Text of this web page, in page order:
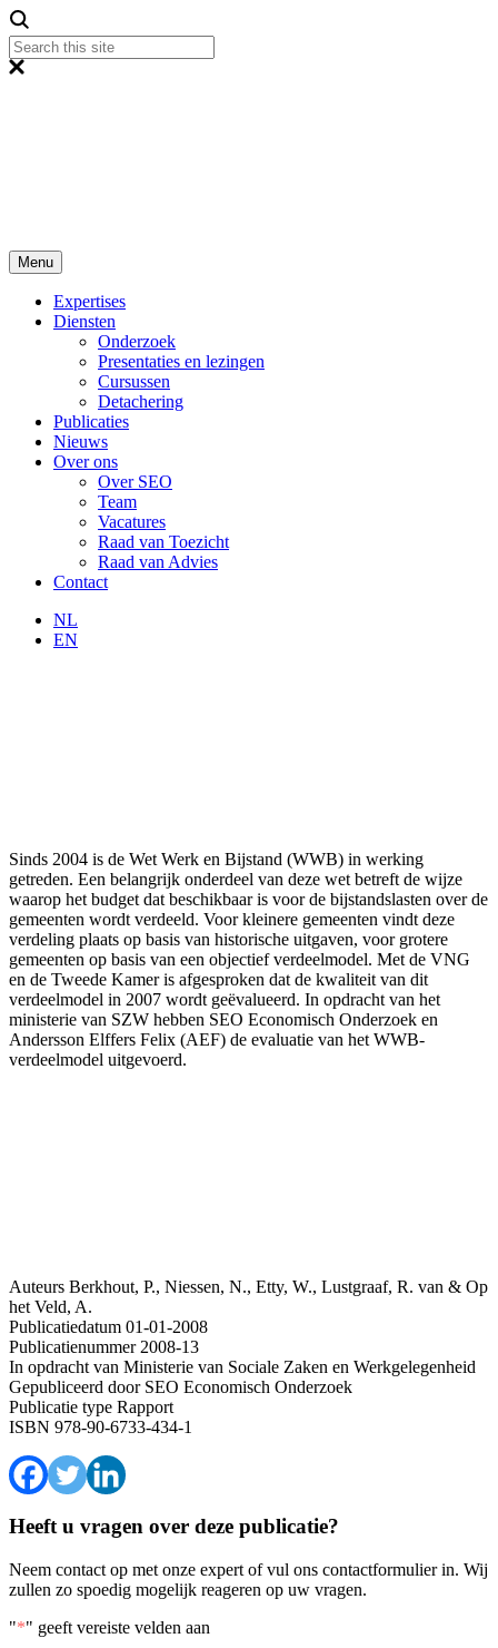
Menu
Expertises
Diensten
Onderzoek
Presentaties en lezingen
Cursussen
Detachering
Publicaties
Nieuws
Over ons
Over SEO
Team
Vacatures
Raad van Toezicht
Raad van Advies
Contact
NL
EN
Sinds 2004 is de Wet Werk en Bijstand (WWB) in werking
getreden. Een belangrijk onderdeel van deze wet betreft de wijze
waarop het budget dat beschikbaar is voor de bijstandslasten over de
gemeenten wordt verdeeld. Voor kleinere gemeenten vindt deze
verdeling plaats op basis van historische uitgaven, voor grotere
gemeenten op basis van een objectief verdeelmodel. Met de VNG
en de Tweede Kamer is afgesproken dat de kwaliteit van dit
verdeelmodel in 2007 wordt geëvalueerd. In opdracht van het
ministerie van SZW hebben SEO Economisch Onderzoek en
Andersson Elffers Felix (AEF) de evaluatie van het WWB-
verdeelmodel uitgevoerd.
Auteurs Berkhout, P., Niessen, N., Etty, W., Lustgraaf, R. van & Op
het Veld, A.
Publicatiedatum 01-01-2008
Publicatienummer2008-13
In opdracht van Ministerie van Sociale Zaken en Werkgelegenheid
Gepubliceerd doorSEO Economisch Onderzoek
Publicatie type Rapport
ISBN 978-90-6733-434-1
Heeft u vragen over deze publicatie?
Neem contact op met onze expert of vul ons contactformulier in. Wij
zullen zo spoedig mogelijk reageren op uw vragen.
"*" geeft vereiste velden aan